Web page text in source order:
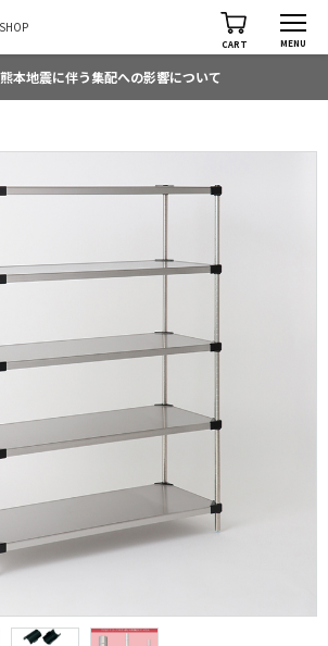
CART MENU
本地震に伴う集配への影響について